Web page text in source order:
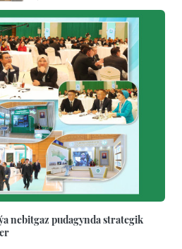
nebitgaz pudagynda strategik